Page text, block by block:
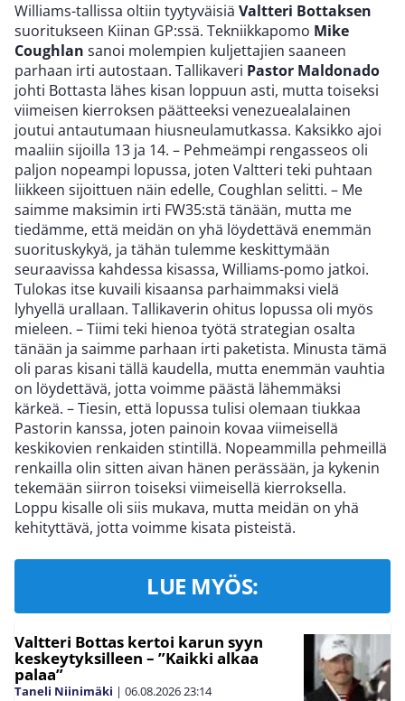
Williams-tallissa oltiin tyytyväisiä Valtteri Bottaksen
suoritukseen Kiinan GP:ssä. Tekniikkapomo Mike
Coughlan sanoi molempien kuljettajien saaneen
parhaan irti autostaan. Tallikaveri Pastor Maldonado
johti Bottasta lähes kisan loppuun asti, mutta toiseksi
viimeisen kierroksen päätteeksi venezuealalainen
joutui antautumaan hiusneulamutkassa. Kaksikko ajoi
maaliin sijoilla 13 ja 14. – Pehmeämpi rengasseos oli
paljon nopeampi lopussa, joten Valtteri teki puhtaan
liikkeen sijoittuen näin edelle, Coughlan selitti. – Me
saimme maksimin irti FW35:stä tänään, mutta me
tiedämme, että meidän on yhä löydettävä enemmän
suorituskykyä, ja tähän tulemme keskittymään
seuraavissa kahdessa kisassa, Williams-pomo jatkoi.
Tulokas itse kuvaili kisaansa parhaimmaksi vielä
lyhyellä urallaan. Tallikaverin ohitus lopussa oli myös
mieleen. – Tiimi teki hienoa työtä strategian osalta
tänään ja saimme parhaan irti paketista. Minusta tämä
oli paras kisani tällä kaudella, mutta enemmän vauhtia
on löydettävä, jotta voimme päästä lähemmäksi
kärkeä. – Tiesin, että lopussa tulisi olemaan tiukkaa
Pastorin kanssa, joten painoin kovaa viimeisellä
keskikovien renkaiden stintillä. Nopeammilla pehmeillä
renkailla olin sitten aivan hänen perässään, ja kykenin
tekemään siirron toiseksi viimeisellä kierroksella.
Loppu kisalle oli siis mukava, mutta meidän on yhä
kehityttävä, jotta voimme kisata pisteistä.
LUE MYÖS:
Valtteri Bottas kertoi karun syyn
keskeytyksilleen – ”Kaikki alkaa
palaa”
Taneli Niinimäki | 06.08.202623:14